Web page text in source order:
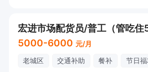
宏进市场配货员/普工（管吃住
5000-6000 元/月
老城区 交通补助 餐补 节日福